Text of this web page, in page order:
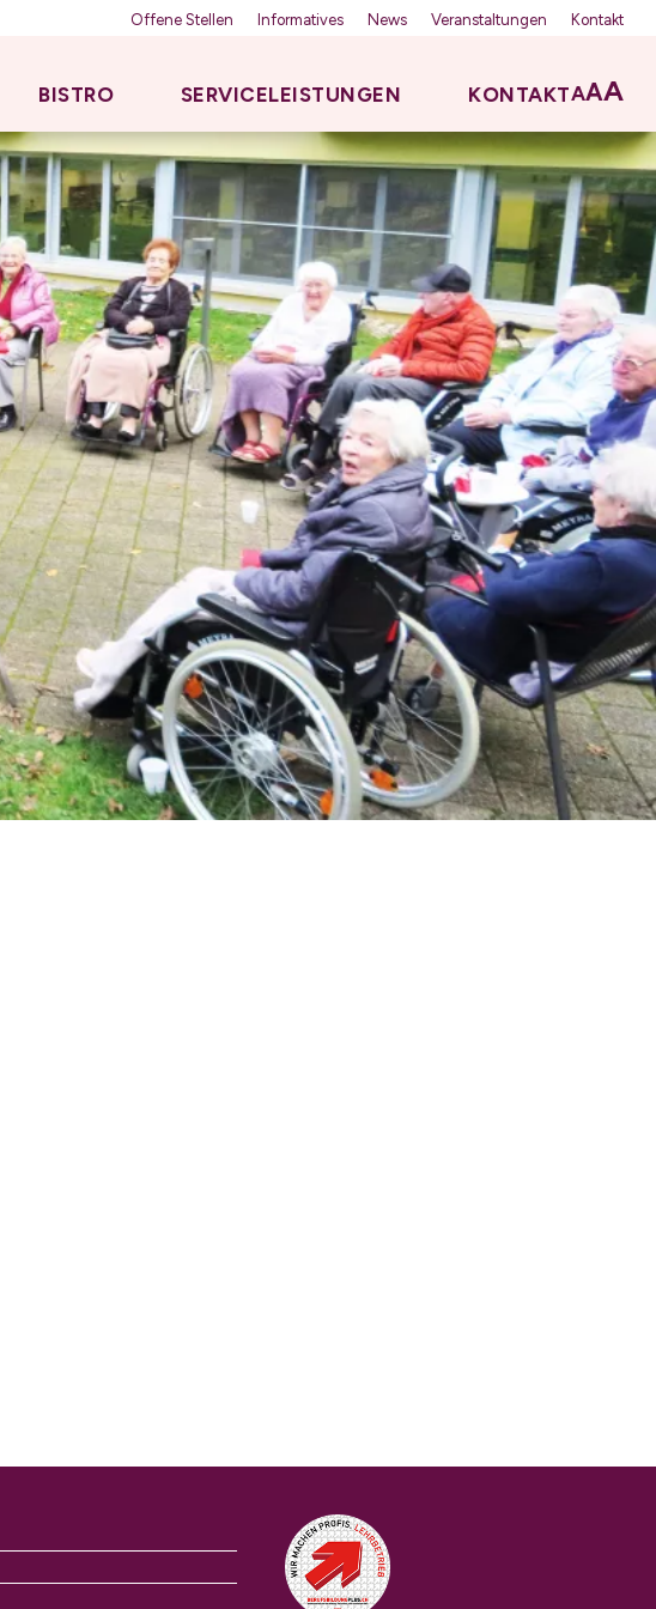
Offene Stellen Informatives News Veranstaltungen Kontakt
BISTRO SERVICELEISTUNGEN KONTAKTAAA
Auszeichnungen